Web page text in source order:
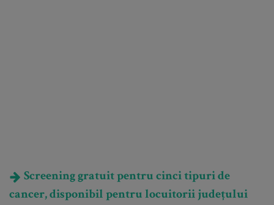
Screening gratuit pentru cinci tipuri de
cancer, disponibil pentru locuitorii județului